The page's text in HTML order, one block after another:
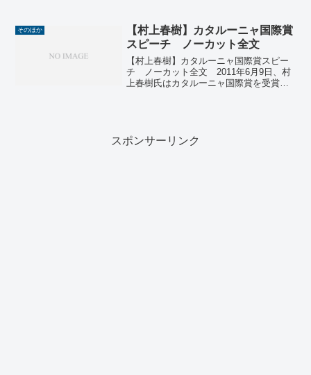
たぶん心地よい村田サウンドです。そし
て村田和人さん、いよいよ...
そのほか
【村上春樹】カタルーニャ国際賞
スピーチ ノーカット全文
【村上春樹】カタルーニャ国際賞スピー
チ ノーカット全文 2011年6月9日、村
上春樹氏はカタルーニャ国際賞を受賞し
スポンサーリンク